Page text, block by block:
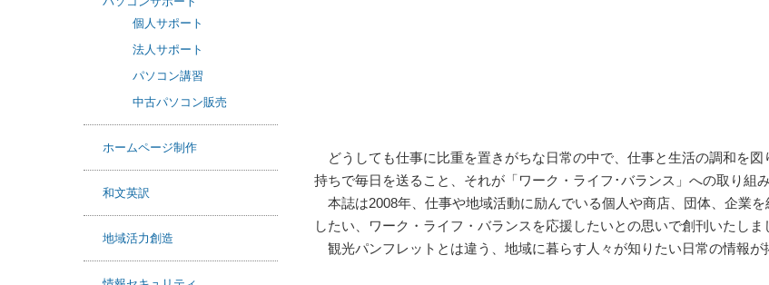
どうしても仕事に比重を置きがちな日常の中で、仕事と生活の調和を図
持ちで毎日を送ること、それが「ワーク・ライフ･バランス」への取り組み
本誌は2008年、仕事や地域活動に励んでいる個人や商店、団体、企業
したい、ワーク・ライフ・バランスを応援したいとの思いで創刊いたしま
観光パンフレットとは違う、地域に暮らす人々が知りたい日常の情報が
パソコンサポート
個人サポート
法人サポート
パソコン講習
中古パソコン販売
ホームページ制作
和文英訳
地域活力創造